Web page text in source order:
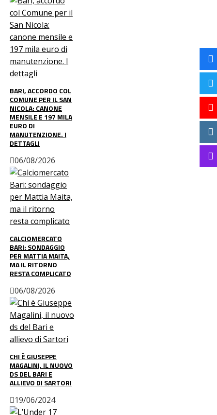
BARI, ACCORDO COL
COMUNE PER IL SAN
NICOLA: CANONE
MENSILE E 197 MILA
EURO DI
MANUTENZIONE. I
DETTAGLI
06/08/2026
CALCIOMERCATO
BARI: SONDAGGIO
PER MATTIA MAITA,
MA IL RITORNO
RESTA COMPLICATO
06/08/2026
CHI È GIUSEPPE
MAGALINI, IL NUOVO
DS DEL BARI E
ALLIEVO DI SARTORI
19/06/2024